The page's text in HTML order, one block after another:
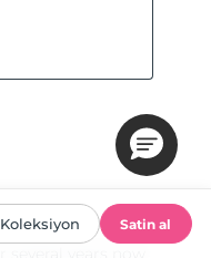
Koleksiyon Satin al